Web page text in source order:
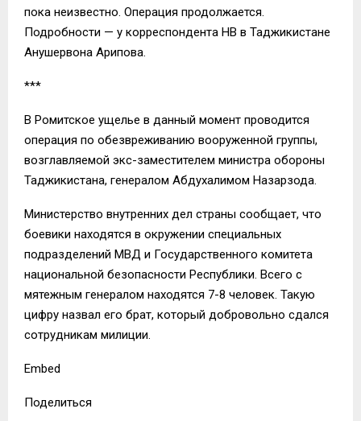
пока неизвестно. Операция продолжается.
Подробности — у корреспондента НВ в Таджикистане
Анушервона Арипова.
***
В Ромитское ущелье в данный момент проводится
операция по обезвреживанию вооруженной группы,
возглавляемой экс-заместителем министра обороны
Таджикистана, генералом Абдухалимом Назарзода.
Министерство внутренних дел страны сообщает, что
боевики находятся в окружении специальных
подразделений МВД и Государственного комитета
национальной безопасности Республики. Всего с
мятежным генералом находятся 7-8 человек. Такую
цифру назвал его брат, который добровольно сдался
сотрудникам милиции.
Embed
Поделиться